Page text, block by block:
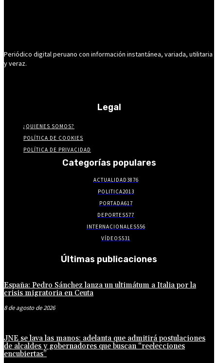
Periódico digital peruano con información instantánea, variada, utilitaria
y veraz.
Legal
¿QUIENES SOMOS?
POLÍTICA DE COOKIES
POLÍTICA DE PRIVACIDAD
Categorías populares
ACTUALIDAD3876
POLITICA2013
PORTADA617
DEPORTES577
INTERNACIONALES556
VÍDEOS531
Últimas publicaciones
España: Pedro Sánchez lanza un ultimátum a Italia por la
crisis migratoria en Ceuta
8 de agosto de 2026
JNE se lava las manos: adelanta que admitirá postulaciones
de alcaldes y gobernadores que buscan “reelecciones
encubiertas”